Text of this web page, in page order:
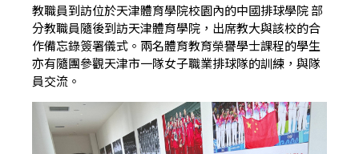
教職員到訪位於天津體育學院校園內的中國排球學院 部
分教職員隨後到訪天津體育學院，出席教大與該校的合
作備忘錄簽署儀式。兩名體育教育榮譽學士課程的學生
亦有隨團參觀天津市一隊女子職業排球隊的訓練，與隊
員交流。